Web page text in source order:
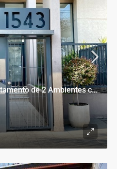
OPORTUNIDAD!!! Departamento de 2 Ambientes con Cochera en Banfield Este